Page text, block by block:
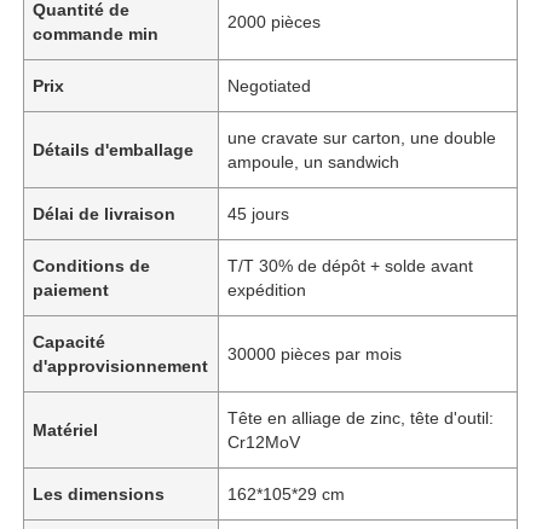
Quantité de
commande min
2000 pièces
Prix Negotiated
Détails d'emballage
une cravate sur carton, une double
ampoule, un sandwich
Délai de livraison 45 jours
Conditions de
paiement
T/T 30% de dépôt + solde avant
expédition
Capacité
d'approvisionnement
30000 pièces par mois
Matériel
Tête en alliage de zinc, tête d'outil:
Cr12MoV
Les dimensions 162*105*29 cm